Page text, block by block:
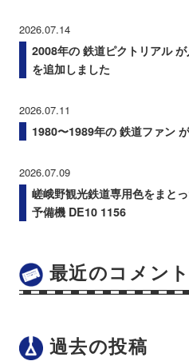
2026.07.14
2008年の 鉄道ピクトリアル
を追加しました
2026.07.11
1980〜1989年の 鉄道ファン
2026.07.09
嵯峨野観光鉄道専用色をまと
予備機 DE10 1156
最近のコメント
過去の投稿